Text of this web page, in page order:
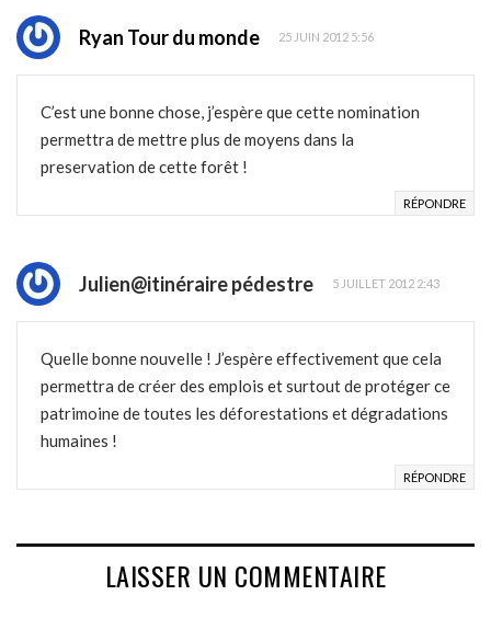
Ryan Tour du monde 25 JUIN 2012 5:56
C’est une bonne chose, j’espère que cette nomination
permettra de mettre plus de moyens dans la
preservation de cette forêt !
RÉPONDRE
Julien@itinéraire pédestre 5 JUILLET 2012 2:43
Quelle bonne nouvelle ! J’espère effectivement que cela
permettra de créer des emplois et surtout de protéger ce
patrimoine de toutes les déforestations et dégradations
humaines !
RÉPONDRE
LAISSER UN COMMENTAIRE